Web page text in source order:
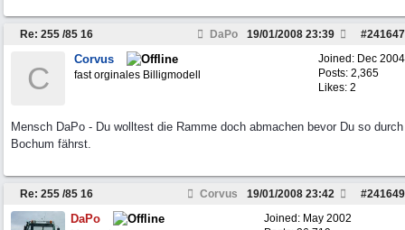
Re: 255 /85 16 DaPo #241647
19/01/2008 23:39
Joined: Dec 2004
Posts: 2,365
Likes: 2
C
Corvus
fast orginales Billigmodell
Mensch DaPo - Du wolltest die Ramme doch abmachen bevor Du so durch
Bochum fährst.
Re: 255 /85 16 Corvus #241649
19/01/2008 23:42
Joined: May 2002
DaPo